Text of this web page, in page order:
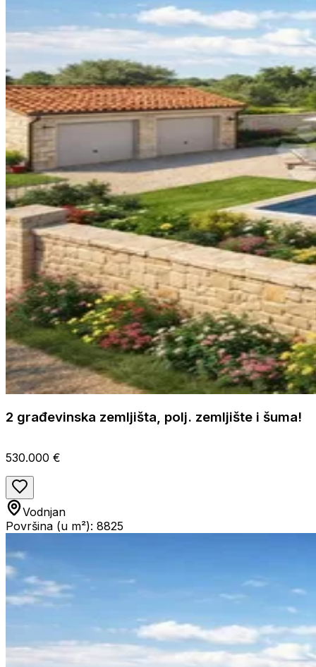
2 građevinska zemljišta, polj. zemljište i šuma!
530.000 €
Vodnjan
Površina (u m²): 8825